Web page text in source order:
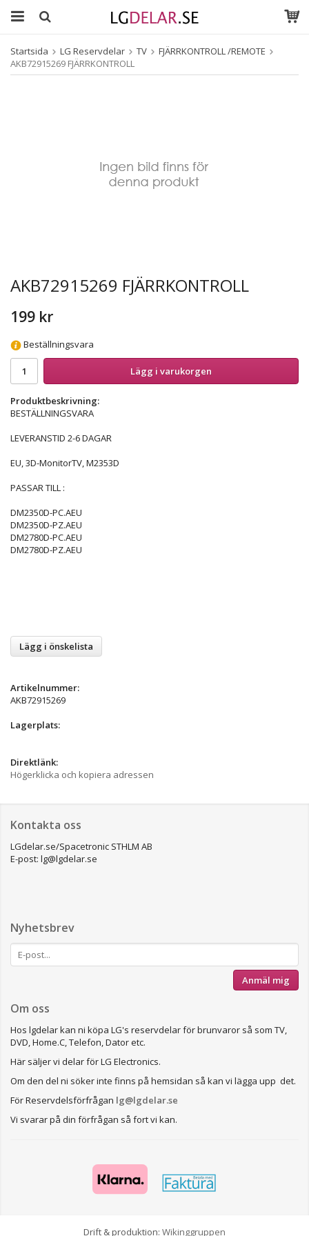
Startsida LG Reservdelar TV
FJÄRRKONTROLL /REMOTE
AKB72915269 FJÄRRKONTROLL
AKB72915269 FJÄRRKONTROLL
199 kr
Beställningsvara
Lägg i varukorgen
Produktbeskrivning:
BESTÄLLNINGSVARA
LEVERANSTID 2-6 DAGAR
EU, 3D-MonitorTV, M2353D
PASSAR TILL :
DM2350D-PC.AEU
DM2350D-PZ.AEU
DM2780D-PC.AEU
DM2780D-PZ.AEU
Lägg i önskelista
Artikelnummer:
AKB72915269
Lagerplats:
Direktlänk:
Högerklicka och kopiera adressen
Kontakta oss
LGdelar.se/Spacetronic STHLM AB
E-post: lg@lgdelar.se
Nyhetsbrev
Anmäl mig
Om oss
Hos lgdelar kan ni köpa LG's reservdelar för brunvaror så som TV,
DVD, Home.C, Telefon, Dator etc.
Här säljer vi delar för LG Electronics.
Om den del ni söker inte finns på hemsidan så kan vi lägga upp det.
För Reservdelsförfrågan lg@lgdelar.se
Vi svarar på din förfrågan så fort vi kan.
Drift & produktion: Wikinggruppen